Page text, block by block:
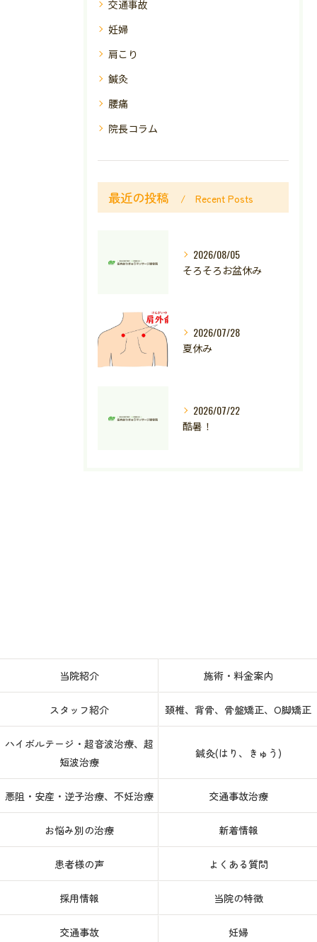
交通事故
妊婦
肩こり
鍼灸
腰痛
院長コラム
最近の投稿 Recent Posts
2026/08/05
そろそろお盆休み
2026/07/28
夏休み
2026/07/22
酷暑！
当院紹介 施術・料金案内
スタッフ紹介 頚椎、背骨、骨盤矯正、O脚矯正
ハイボルテージ・超音波治療、超
短波治療
鍼灸(はり、きゅう)
悪阻・安産・逆子治療、不妊治療 交通事故治療
お悩み別の治療 新着情報
患者様の声 よくある質問
採用情報 当院の特徴
交通事故 妊婦